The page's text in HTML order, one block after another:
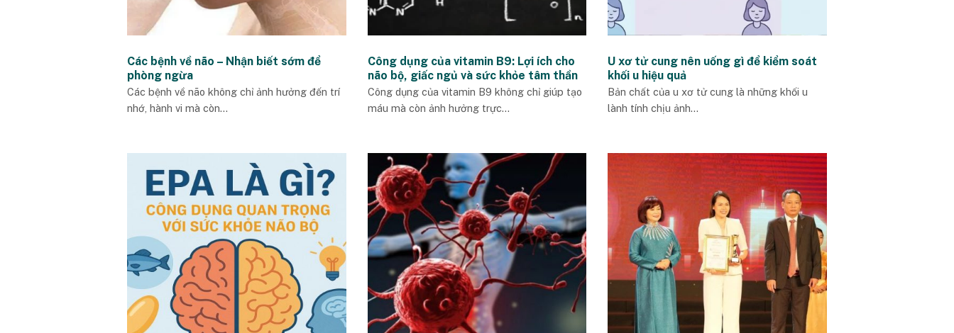
Các bệnh về não – Nhận biết sớm để
phòng ngừa
Các bệnh về não không chỉ ảnh hưởng đến trí
nhớ, hành vi mà còn...
Công dụng của vitamin B9: Lợi ích cho
não bộ, giấc ngủ và sức khỏe tâm thần
Công dụng của vitamin B9 không chỉ giúp tạo
máu mà còn ảnh hưởng trực...
U xơ tử cung nên uống gì để kiểm soát
khối u hiệu quả
Bản chất của u xơ tử cung là những khối u
lành tính chịu ảnh...